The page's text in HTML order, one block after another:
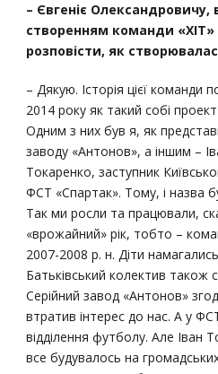
– Євгеніє Олександровичу,
створенням команди
розповісти, як
– Дякую. Історія цієї команди
2014 року як такий собі проект
Одним з них був я, як
заводу «Антонов», а іншим –
Токаренко, заступник
ФСТ «Спартак». Тому, і назва
Так ми росли та працювали,
«врожайний» рік, тобто –
2007-2008 р. н. Діти
Батьківський колектив
Серійний завод «Антонов»
втратив інтерес до нас. А у
відділення футболу. Але Іван
все будувалось на